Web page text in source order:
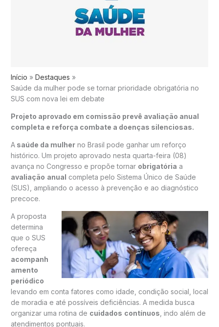
Início
Destaques
Saúde da mulher pode se tornar prioridade obrigatória no
SUS com nova lei em debate
Projeto aprovado em comissão prevê avaliação anual
completa e reforça combate a doenças silenciosas.
Asaúde da mulherno Brasil pode ganhar um reforço
histórico. Um projeto aprovado nesta quarta-feira (08)
avança no Congresso e propõe tornar obrigatória a
avaliação anual completa pelo Sistema Único de Saúde
(SUS), ampliando o acesso à prevenção e ao diagnóstico
precoce.
A proposta
determina
que o SUS
ofereça
acompanh
amento
periódico
levando em conta fatores como idade, condição social, local
de moradia e até possíveis deficiências. A medida busca
organizar uma rotina de cuidados contínuos , indo além de
atendimentos pontuais.